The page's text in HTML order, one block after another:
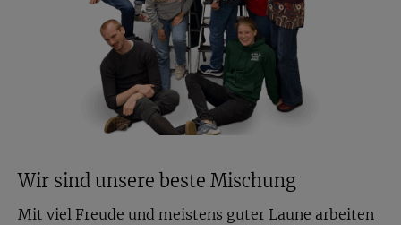
Wir sind unsere beste Mischung
Mit viel Freude und meistens guter Laune arbeiten